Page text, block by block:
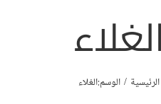
الغلاء
الرئيسية الوسم:الغلاء